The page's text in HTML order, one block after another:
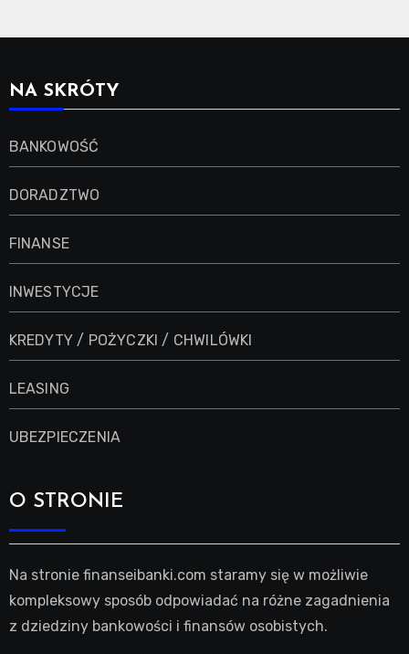
NA SKRÓTY
BANKOWOŚĆ
DORADZTWO
FINANSE
INWESTYCJE
KREDYTY / POŻYCZKI / CHWILÓWKI
LEASING
UBEZPIECZENIA
O STRONIE
Na stronie finanseibanki.com staramy się w możliwie
kompleksowy sposób odpowiadać na różne zagadnienia
z dziedziny bankowości i finansów osobistych.